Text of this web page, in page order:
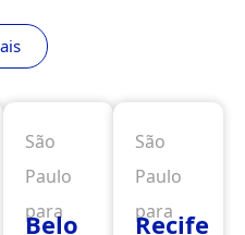
São
Paulo
para
Belo
São
Paulo
para
Recife